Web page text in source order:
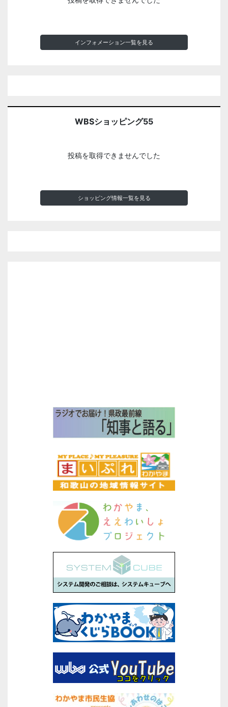
インフォメーション一覧を見る
WBSショッピング55
投稿を取得できませんでした
ショッピング情報一覧を見る